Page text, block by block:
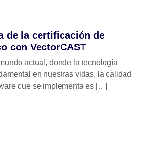
de la certificación de
con VectorCAST
actual, donde la tecnología
en nuestras vidas, la calidad
que se implementa es […]